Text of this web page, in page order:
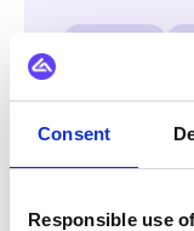
Consent
Responsible use
Bekijk alle Yext